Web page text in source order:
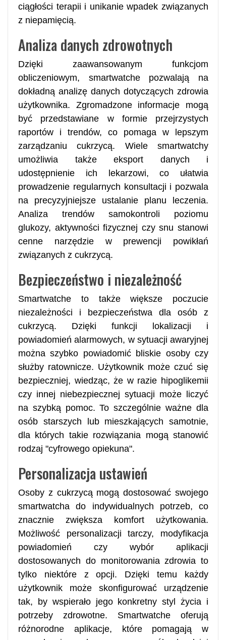
ciągłości terapii i unikanie wpadek związanych
z niepamięcią.
Analiza danych zdrowotnych
Dzięki zaawansowanym funkcjom
obliczeniowym, smartwatche pozwalają na
dokładną analizę danych dotyczących zdrowia
użytkownika. Zgromadzone informacje mogą
być przedstawiane w formie przejrzystych
raportów i trendów, co pomaga w lepszym
zarządzaniu cukrzycą. Wiele smartwatchy
umożliwia także eksport danych i
udostępnienie ich lekarzowi, co ułatwia
prowadzenie regularnych konsultacji i pozwala
na precyzyjniejsze ustalanie planu leczenia.
Analiza trendów samokontroli poziomu
glukozy, aktywności fizycznej czy snu stanowi
cenne narzędzie w prewencji powikłań
związanych z cukrzycą.
Bezpieczeństwo i niezależność
Smartwatche to także większe poczucie
niezależności i bezpieczeństwa dla osób z
cukrzycą. Dzięki funkcji lokalizacji i
powiadomień alarmowych, w sytuacji awaryjnej
można szybko powiadomić bliskie osoby czy
służby ratownicze. Użytkownik może czuć się
bezpieczniej, wiedząc, że w razie hipoglikemii
czy innej niebezpiecznej sytuacji może liczyć
na szybką pomoc. To szczególnie ważne dla
osób starszych lub mieszkających samotnie,
dla których takie rozwiązania mogą stanowić
rodzaj "cyfrowego opiekuna".
Personalizacja ustawień
Osoby z cukrzycą mogą dostosować swojego
smartwatcha do indywidualnych potrzeb, co
znacznie zwiększa komfort użytkowania.
Możliwość personalizacji tarczy, modyfikacja
powiadomień czy wybór aplikacji
dostosowanych do monitorowania zdrowia to
tylko niektóre z opcji. Dzięki temu każdy
użytkownik może skonfigurować urządzenie
tak, by wspierało jego konkretny styl życia i
potrzeby zdrowotne. Smartwatche oferują
różnorodne aplikacje, które pomagają w